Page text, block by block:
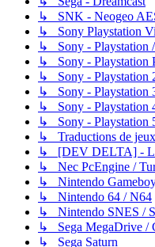
↳ SNK - Neogeo
↳ Sony Playstation
↳ Sony - Playstation /
↳ Sony - Playstation
↳ Sony - Playstation
↳ Sony - Playstation
↳ Sony - Playstation
↳ Sony - Playstation
↳ Traductions de jeux
↳ [DEV DELTA] - Le
↳ Nec PcEngine /
↳ Nintendo
↳ Nintendo 64 / N64
↳ Nintendo SNES /
↳ Sega MegaDrive /
↳ Sega Saturn